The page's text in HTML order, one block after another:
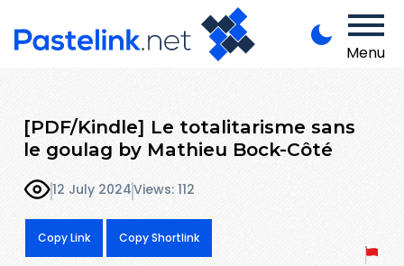
Menu
[PDF/Kindle] Le totalitarisme sans
le goulag by Mathieu Bock-Côté
12 July 2024Views: 112
Copy Link Copy Shortlink